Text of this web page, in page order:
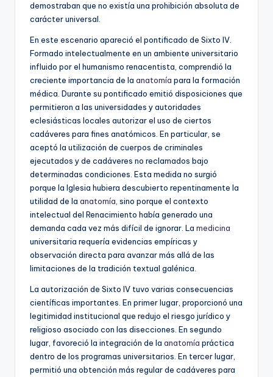
demostraban que no existía una prohibición absoluta de
carácter universal.
En este escenario apareció el pontificado de Sixto IV.
Formado intelectualmente en un ambiente universitario
influido por el humanismo renacentista, comprendió la
creciente importancia de la anatomía para la formación
médica. Durante su pontificado emitió disposiciones que
permitieron a las universidades y autoridades
eclesiásticas locales autorizar el uso de ciertos
cadáveres para fines anatómicos. En particular, se
aceptó la utilización de cuerpos de criminales
ejecutados y de cadáveres no reclamados bajo
determinadas condiciones. Esta medida no surgió
porque la Iglesia hubiera descubierto repentinamente la
utilidad de la anatomía , sino porque el contexto
intelectual del Renacimiento había generado una
demanda cada vez más difícil de ignorar. La medicina
universitaria requería evidencias empíricas y
observación directa para avanzar más allá de las
limitaciones de la tradición textual galénica.
La autorización de Sixto IV tuvo varias consecuencias
científicas importantes. En primer lugar, proporcionó una
legitimidad institucional que redujo el riesgo jurídico y
religioso asociado con las disecciones. En segundo
lugar, favoreció la integración de la anatomía práctica
dentro de los programas universitarios. En tercer lugar,
permitió una obtención más regular de cadáveres para